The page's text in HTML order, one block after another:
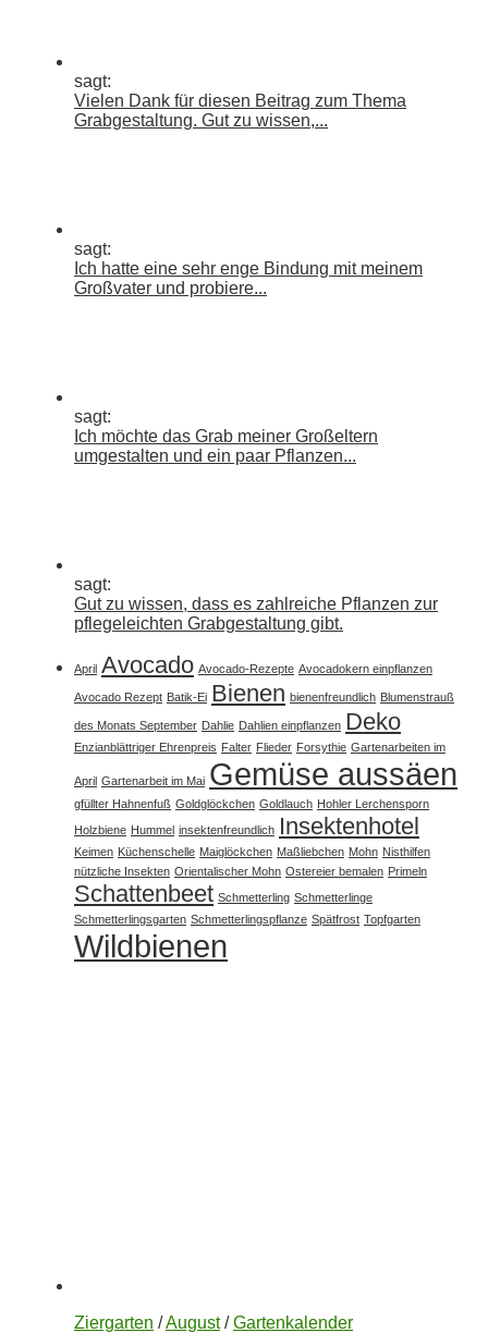
sagt:
Vielen Dank für diesen Beitrag zum Thema
Grabgestaltung. Gut zu wissen,...
sagt:
Ich hatte eine sehr enge Bindung mit meinem
Großvater und probiere...
sagt:
Ich möchte das Grab meiner Großeltern
umgestalten und ein paar Pflanzen...
sagt:
Gut zu wissen, dass es zahlreiche Pflanzen zur
pflegeleichten Grabgestaltung gibt.
April Avocado Avocado-Rezepte Avocadokern einpflanzen
Avocado Rezept Batik-Ei Bienen bienenfreundlich Blumenstrauß
des Monats September Dahlie Dahlien einpflanzen Deko
Enzianblättriger Ehrenpreis Falter Flieder Forsythie Gartenarbeiten im
April Gartenarbeit im Mai Gemüse aussäen
gfüllter Hahnenfuß Goldglöckchen Goldlauch Hohler Lerchensporn
Holzbiene Hummel insektenfreundlich Insektenhotel
Keimen Küchenschelle Maiglöckchen Maßliebchen Mohn Nisthilfen
nützliche Insekten Orientalischer Mohn Ostereier bemalen Primeln
Schattenbeet Schmetterling Schmetterlinge
Schmetterlingsgarten Schmetterlingspflanze Spätfrost Topfgarten
Wildbienen
Ziergarten /August/Gartenkalender